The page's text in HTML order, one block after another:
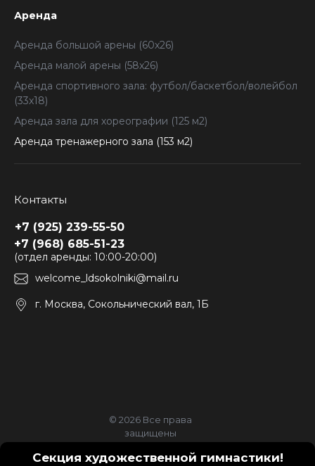
Аренда
Аренда большой арены (60x26)
Аренда малой арены (58x26)
Аренда спортивного зала: футбол/баскетбол/волейбол
(33x18)
Аренда зала для хореографии (125 м2)
Аренда тренажерного зала (153 м2)
Контакты
welcome_ldsokolniki@mail.ru
+7 (925) 239-55-50
+7 (968) 685-51-23
(отдел аренды: 10:00-20:00)
г. Москва, Сокольнический вал, 1Б
© 2026 Все права
защищены
конфиденциальности
Секция художественной гимнастики!